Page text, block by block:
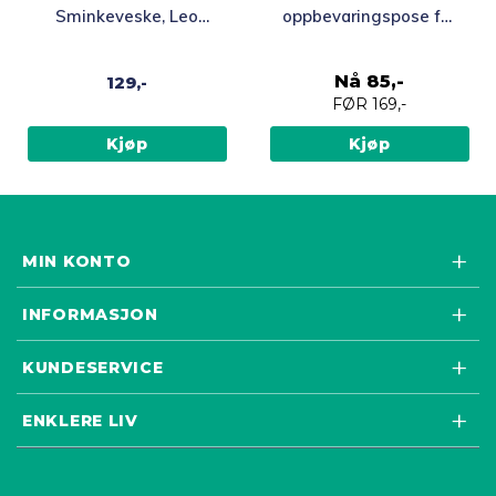
Sminkeveske, Leo
129,-
Kjøp
oppbevaringspose for
Nå 85,-
FØR 169,-
Kjøp
MIN KONTO
INFORMASJON
KUNDESERVICE
ENKLERE LIV